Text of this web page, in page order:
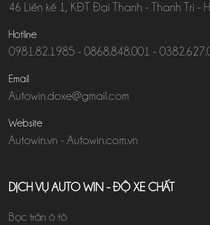
46 Liền kề 1, KĐT Đại Thanh - Thanh Trì -
Hotline
0981.82.1985 - 0868.848.001 -
Email
Autowin.doxe@gmail.com
Website
Autowin.vn - Autowin.com.vn
DỊCH VỤ AUTO WIN - ĐỘ XE CHẤT
Bọc trần ô tô